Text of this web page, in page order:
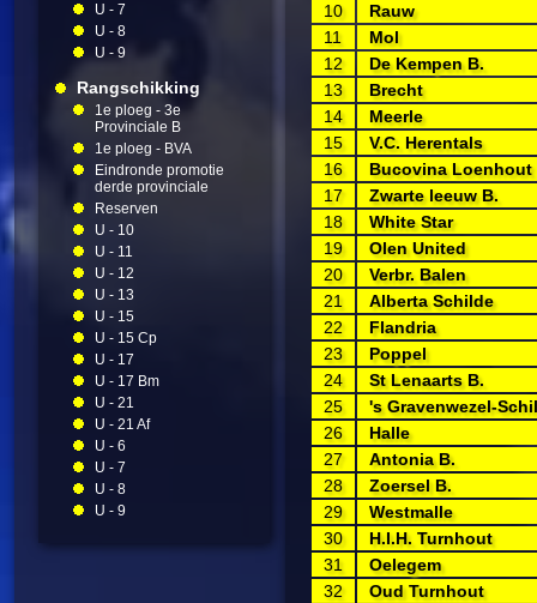
U - 7
U - 8
U - 9
Rangschikking
1e ploeg - 3e
Provinciale B
1e ploeg - BVA
Eindronde promotie
derde provinciale
Reserven
U - 10
U - 11
U - 12
U - 13
U - 15
U - 15 Cp
U - 17
U - 17 Bm
U - 21
U - 21 Af
U - 6
U - 7
U - 8
U - 9
10
Rauw
11
Mol
12
De Kempen B.
13
Brecht
14
Meerle
15
V.C. Herentals
16
Bucovina Loenhout
17
Zwarte leeuw B.
18
White Star
19
Olen United
20
Verbr. Balen
21
Alberta Schilde
22
Flandria
23
Poppel
24
St Lenaarts B.
25
's Gravenwezel-
26
Halle
27
Antonia B.
28
Zoersel B.
29
Westmalle
30
H.I.H. Turnhout
31
Oelegem
32
Oud Turnhout